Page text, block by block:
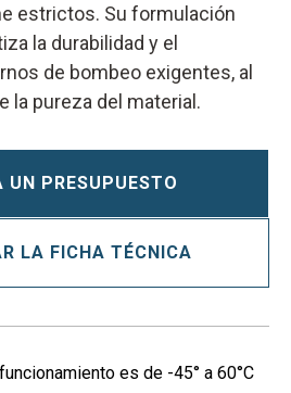
estrictos. Su formulación
la durabilidad y el
de bombeo exigentes, al
la pureza del material.
UN PRESUPUESTO
LA FICHA TÉCNICA
es de -45° a 60°C